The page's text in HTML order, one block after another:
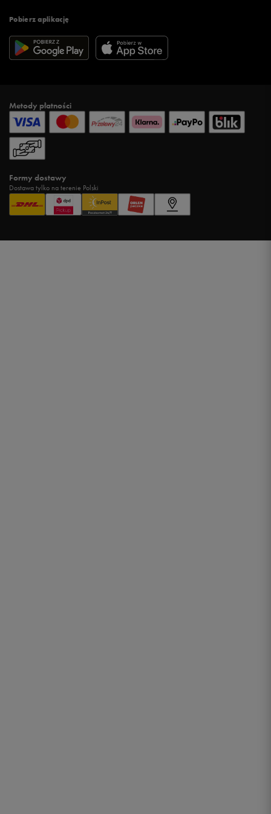
Pobierz aplikację
Metody płatności
Formy dostawy
Dostawa tylko na terenie Polski